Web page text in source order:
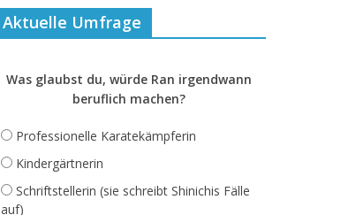
Aktuelle Umfrage
Was glaubst du, würde Ran irgendwann
beruflich machen?
Professionelle Karatekämpferin
Kindergärtnerin
Schriftstellerin (sie schreibt Shinichis Fälle
auf)